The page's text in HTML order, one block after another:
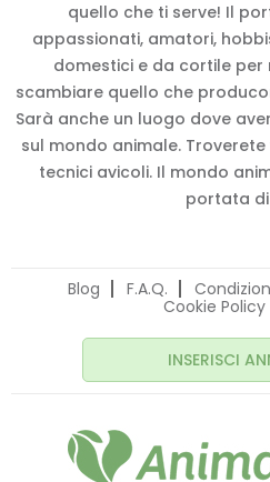
quello che ti serve! Il
appassionati, amatori,
domestici e da cortile
scambiare quello che
Sarà anche un luogo dove
sul mondo animale.
tecnici avicoli. Il mondo
portata
Blog F.A.Q.
Cookie Policy
INSERISCI